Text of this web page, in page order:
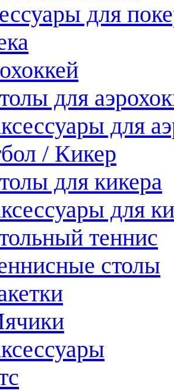
для
для
для
/ Кикер
для кикера
для
теннис
столы